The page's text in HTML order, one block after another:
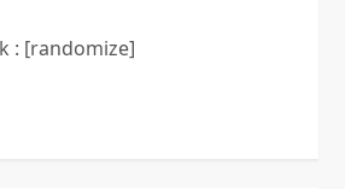
: [randomize]